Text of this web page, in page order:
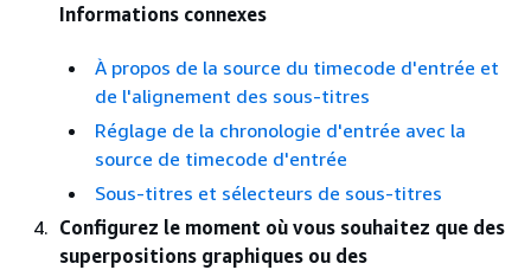
Informations connexes
À propos de la source du timecode d'entrée et
de l'alignement des sous-titres
Réglage de la chronologie d'entrée avec la
source de timecode d'entrée
Sous-titres et sélecteurs de sous-titres
Configurez le moment où vous souhaitez que des
superpositions graphiques ou des